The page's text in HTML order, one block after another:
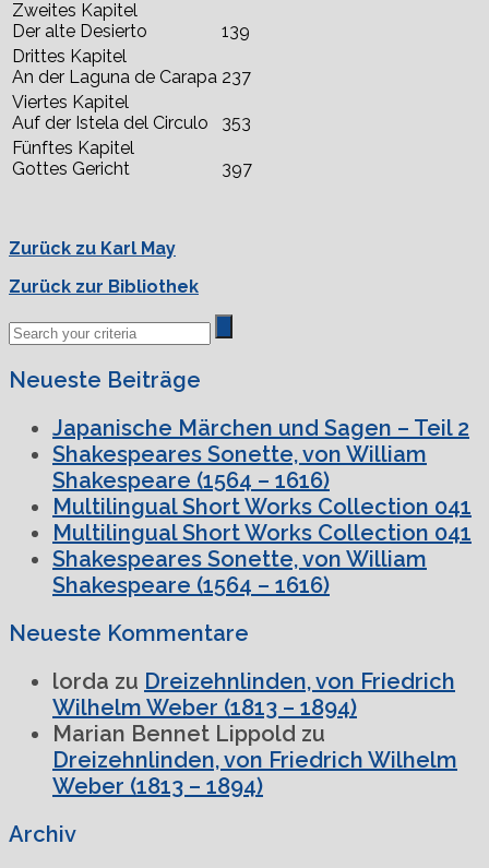
Zweites Kapitel
Der alte Desierto
139
Drittes Kapitel
An der Laguna de Carapa 237
Viertes Kapitel
Auf der Istela del Circulo
353
Fünftes Kapitel
Gottes Gericht
397
Zurück zu Karl May
Zurück zur Bibliothek
Neueste Beiträge
Japanische Märchen und Sagen – Teil 2
Shakespeares Sonette, von William
Shakespeare (1564 – 1616)
Multilingual Short Works Collection 041
Multilingual Short Works Collection 041
Shakespeares Sonette, von William
Shakespeare (1564 – 1616)
Neueste Kommentare
lorda zu Dreizehnlinden, von Friedrich
Wilhelm Weber (1813 – 1894)
Marian Bennet Lippold zu
Dreizehnlinden, von Friedrich Wilhelm
Weber (1813 – 1894)
Archiv